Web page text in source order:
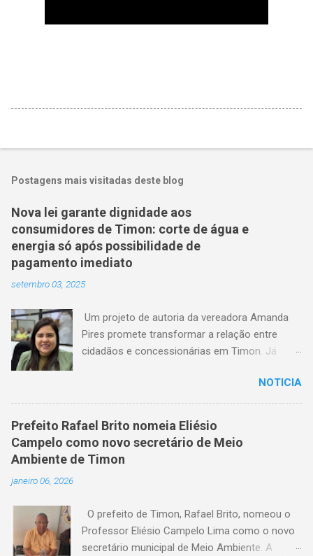
Postagens mais visitadas deste blog
Nova lei garante dignidade aos
consumidores de Timon: corte de água e
energia só após possibilidade de
pagamento imediato
setembro 03, 2025
Um projeto de autoria da vereadora Amanda
Pires promete transformar a relação entre
cidadãos e concessionárias em Timon. Já
estabelece que consumidores terão o direito
de quitar seus débitos de água e energia
elétrica no momento anterior ao corte do
serviço — garantindo mais dignidade e evitando
que famílias fiquem sem itens essenciais em
vezes, veem-se surpreendidos pelo corte
abrupto do fornecimento. A nova lei, agora
aguardando a sanção do prefeito, representa
NOTICIA
Prefeito Rafael Brito nomeia Eliésio
Campelo como novo secretário de Meio
Ambiente de Timon
janeiro 06, 2026
O prefeito de Timon, Rafael Brito, nomeou o
Professor Eliésio Campelo Lima como o novo
secretário municipal de Meio Ambiente. A